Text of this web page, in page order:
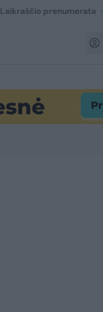
Laikraščio prenumerata